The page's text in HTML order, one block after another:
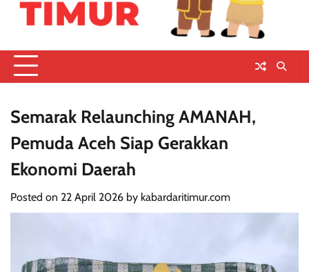
Semarak Relaunching AMANAH,
Pemuda Aceh Siap Gerakkan
Ekonomi Daerah
Posted on 22 April 2026 by kabardaritimur.com